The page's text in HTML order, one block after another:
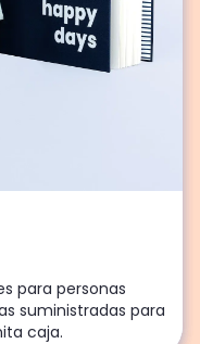
que puedes añadir
fechas importantes
(desde
combinar los
para personas
suministradas para
caja.